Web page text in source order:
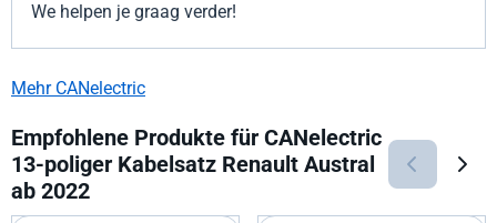
We helpen je graag verder!
Mehr CANelectric
Empfohlene Produkte für CANelectric
13-poliger Kabelsatz Renault Austral
ab 2022